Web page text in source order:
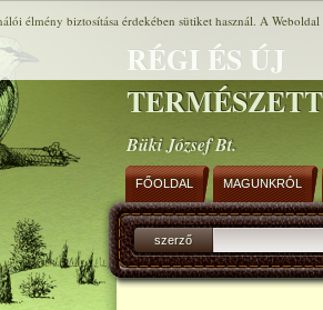
RÉGI ÉS ÚJ
Büki József Bt.
FŐOLDAL MAGUNKRÓL
szerző
élmény biztosítása érdekében sütiket használ. A